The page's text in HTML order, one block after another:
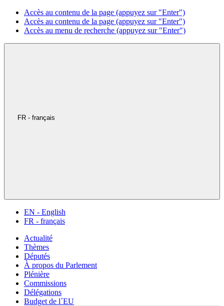
Accès au contenu de la page (appuyez sur "Enter")
Accès au contenu de la page (appuyez sur "Enter")
Accès au menu de recherche (appuyez sur "Enter")
FR - français
EN - English
FR - français
Actualité
Thèmes
Députés
À propos du Parlement
Plénière
Commissions
Délégations
Budget de l´EU